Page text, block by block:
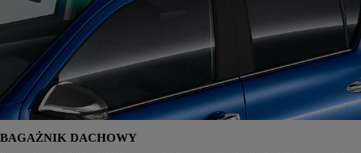
BAGAŻNIK DACHOWY